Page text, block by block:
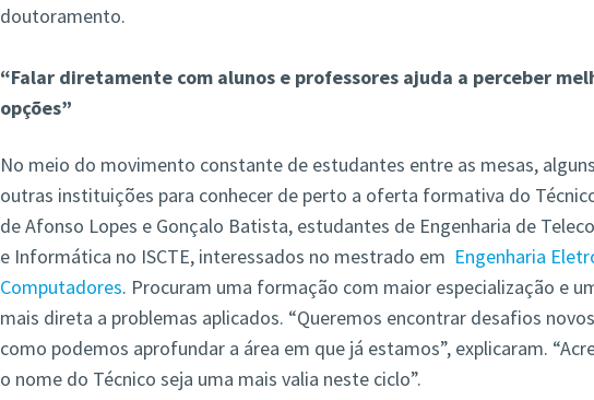
doutoramento.
“Falar diretamente com alunos e professores ajuda a perceber
opções”
No meio do movimento constante de estudantes entre as mesas,
outras instituições para conhecer de perto a oferta formativa do
de Afonso Lopes e Gonçalo Batista, estudantes de Engenharia de
e Informática no ISCTE, interessados no mestrado em Engenharia
Computadores. Procuram uma formação com maior especialização e
mais direta a problemas aplicados. “Queremos encontrar desafios
como podemos aprofundar a área em que já estamos”, explicaram.
o nome do Técnico seja uma mais valia neste ciclo”.